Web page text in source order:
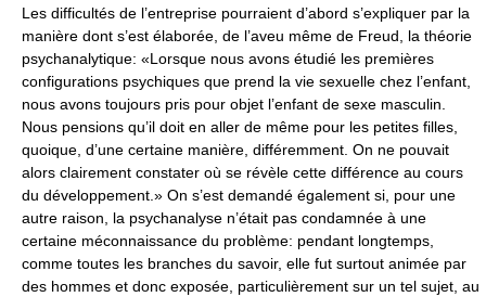
Les difficultés de l’entreprise pourraient d’abord s’expliquer par la
manière dont s’est élaborée, de l’aveu même de Freud, la théorie
psychanalytique: «Lorsque nous avons étudié les premières
configurations psychiques que prend la vie sexuelle chez l’enfant,
nous avons toujours pris pour objet l’enfant de sexe masculin.
Nous pensions qu’il doit en aller de même pour les petites filles,
quoique, d’une certaine manière, différemment. On ne pouvait
alors clairement constater où se révèle cette différence au cours
du développement.» On s’est demandé également si, pour une
autre raison, la psychanalyse n’était pas condamnée à une
certaine méconnaissance du problème: pendant longtemps,
comme toutes les branches du savoir, elle fut surtout animée par
des hommes et donc exposée, particulièrement sur un tel sujet, au